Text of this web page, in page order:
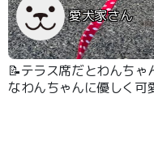
愛犬家さん
📝テラス席だとわんちゃ
なわんちゃんに優しく可